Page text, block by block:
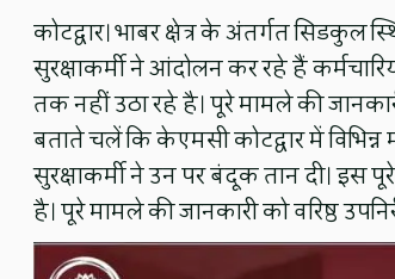
कोटद्वार। भाबर क्षेत्र के अंतर्गत
सुरक्षाकर्मी ने आंदोलन कर रहे हैं
तक नहीं उठा रहे है। पूरे मामले की
बताते चलें कि केएमसी कोटद्वार में
सुरक्षाकर्मी ने उन पर बंदूक तान दी। इस
है। पूरे मामले की जानकारी को वरिष्ठ